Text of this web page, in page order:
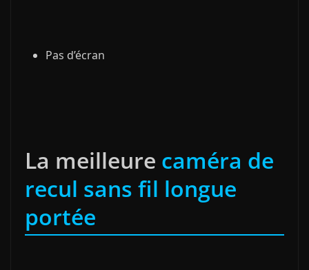
Pas d’écran
La meilleure caméra de
recul sans fil longue
portée